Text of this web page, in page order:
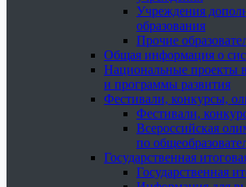
Учреждения
образования
Прочие
Общая информация о
Национальные проекты
и программы развития
Фестивали, конкурсы,
Фестивали,
Всероссийская
по
Государственная
Государственная